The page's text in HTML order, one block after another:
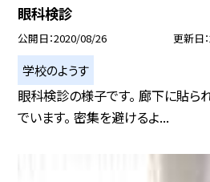
眼科検診
公開日 2020/08/26 更新日
学校のようす
眼科検診の様子です。 廊下に貼ら
でいます。 密集を避けるよ...